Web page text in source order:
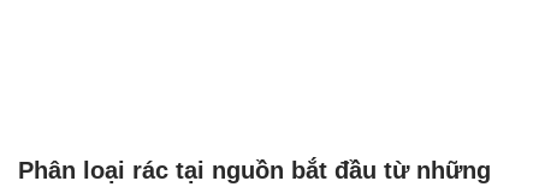
Phân loại rác tại nguồn bắt đầu từ những